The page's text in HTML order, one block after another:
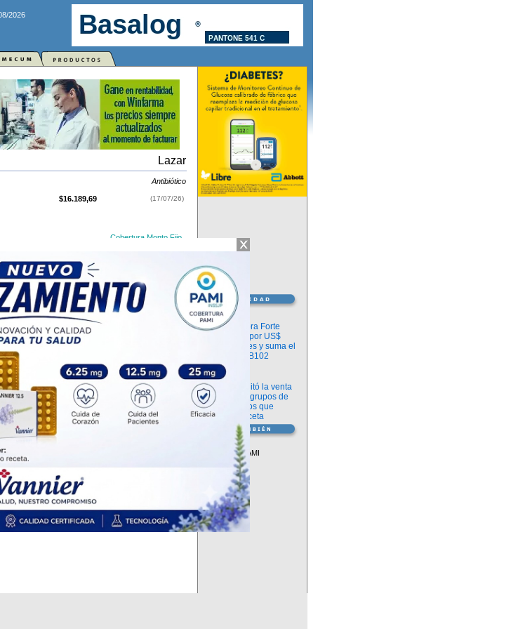
2026
Lazar
Antibiótico
$16.189,69 (17/07/26)
Cobertura Monto Fijo
$24.276,52
Cobertura Monto Fijo
y se indica comoAntibiótico. Es producido
con 2 presentaciones disponibles.
cuentan con cobertura PAMI.
con
productos de
Lazar
Información
argenx compra Forte
Biosciences por US$
2.200 millones y suma el
anticuerpo FB102
Información
ANMAT habilitó la venta
libre de diez grupos de
medicamentos que
requerían receta
Vademécum
Descuentos PAMI